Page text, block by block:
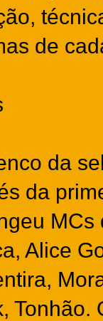
de
da
da
MCs
Alice
Tonhão.